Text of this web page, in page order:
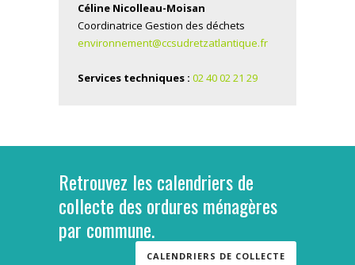
Céline Nicolleau-Moisan
Coordinatrice Gestion des déchets
environnement@ccsudretzatlantique.fr
Services techniques : 02 40 02 21 29
Retrouvez les calendriers de
collecte des ordures ménagères
par commune.
CALENDRIERS DE COLLECTE